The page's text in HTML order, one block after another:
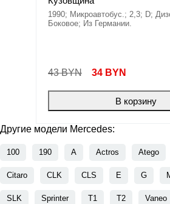
1990; Микроавтобус.; 2,3; D;
Боковое; Из Германии.
43 BYN 34 BYN
В корзину
Другие модели Mercedes:
100 190 A Actros Atego
Citaro CLK CLS E G
SLK Sprinter T1 T2 Vaneo